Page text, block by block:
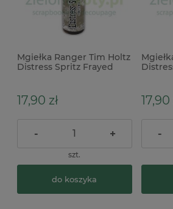
Mgiełka Ranger Tim Holtz
Distress Spritz Frayed
17,90 zł
- +
szt.
do koszyka
17,90
-